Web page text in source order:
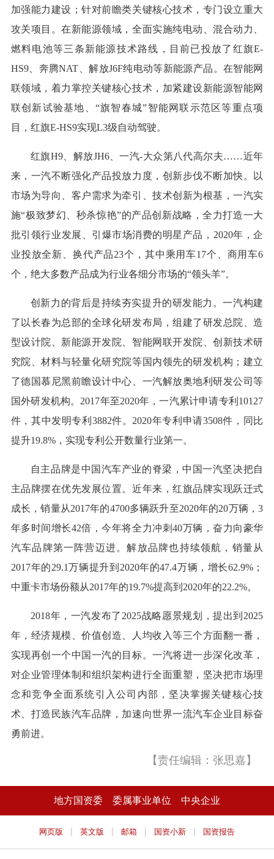
加强能力建设；针对前瞻类关键核心技术，专门设立重大
攻关项目。在新能源领域，全面实施纯电动、混合动力、
燃料电池等三条新能源技术路线，目前已投放了红旗E-
HS9、奔腾NAT、解放J6F纯电动等新能源产品。在智能网
联领域，着力掌控关键核心技术，加紧建设新能源智能网
联创新试验基地、“旗智春城”智能网联示范区等重点项
目，红旗E-HS9实现L3级自动驾驶。
红旗H9、解放JH6、一汽-大众第八代高尔夫……近年
来，一汽不断强化产品投放力度，创新步伐不断加快。以
市场为导向、客户需求为牵引、技术创新为根基，一汽实
施“极致梦幻、秒杀惊艳”的产品创新战略，全力打造一大
批引领行业发展、引爆市场消费的明星产品，2020年，企
业投放全新、换代产品23个，其中乘用车17个、商用车6
个，绝大多数产品成为行业各细分市场的“领头羊”。
创新力的背后是持续夯实提升的研发能力。一汽构建
了以长春为总部的全球化研发布局，组建了研发总院、造
型设计院、新能源开发院、智能网联开发院、创新技术研
究院、材料与轻量化研究院等国内领先的研发机构；建立
了德国慕尼黑前瞻设计中心、一汽解放奥地利研发公司等
国外研发机构。2017年至2020年，一汽累计申请专利10127
件，其中发明专利3882件。2020年专利申请3508件，同比
提升19.8%，实现专利公开数量行业第一。
自主品牌是中国汽车产业的脊梁，中国一汽坚决把自
主品牌摆在优先发展位置。近年来，红旗品牌实现跃迁式
成长，销量从2017年的4700多辆跃升至2020年的20万辆，3
年多时间增长42倍，今年将全力冲刺40万辆，奋力向豪华
汽车品牌第一阵营迈进。解放品牌也持续领航，销量从
2017年的29.1万辆提升到2020年的47.4万辆，增长62.9%；
中重卡市场份额从2017年的19.7%提高到2020年的22.2%。
2018年，一汽发布了2025战略愿景规划，提出到2025
年，经济规模、价值创造、人均收入等三个方面翻一番，
实现再创一个中国一汽的目标。一汽将进一步深化改革，
对企业管理体制和组织架构进行全面重塑，坚决把市场理
念和竞争全面系统引入公司内部，坚决掌握关键核心技
术、打造民族汽车品牌，加速向世界一流汽车企业目标奋
勇前进。
【责任编辑：张思嘉】
地方国资委 委属事业单位 中央企业
网页版 | 英文版 | 邮箱 | 国资小新 | 国资报告